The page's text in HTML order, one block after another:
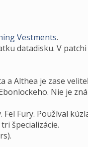
Vestments.
datadisku. V patchi
a Althea je zase
Nie je
Fury. Používal
špecializácie.